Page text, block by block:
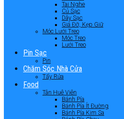
Tai Nghe
Củ Sạc
Dây Sạc
Giá Đỡ, Kẹp Giữ
Móc Lưới Treo
Móc Treo
Lưới Treo
Pin Sạc
Pin
Chăm Sóc Nhà Cửa
Tẩy Rửa
Food
Tân Huê Viên
Bánh Pía
Bánh Pía Ít Đường
Bánh Pía Kim Sa